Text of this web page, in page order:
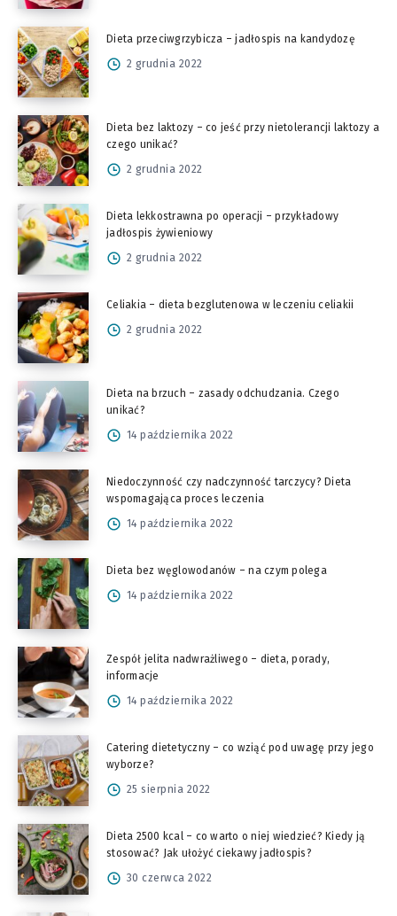
Dieta przeciwgrzybicza – jadłospis na kandydozę
2 grudnia 2022
Dieta bez laktozy – co jeść przy nietolerancji laktozy a
czego unikać?
2 grudnia 2022
Dieta lekkostrawna po operacji – przykładowy
jadłospis żywieniowy
2 grudnia 2022
Celiakia – dieta bezglutenowa w leczeniu celiakii
2 grudnia 2022
Dieta na brzuch – zasady odchudzania. Czego
unikać?
14 października 2022
Niedoczynność czy nadczynność tarczycy? Dieta
wspomagająca proces leczenia
14 października 2022
Dieta bez węglowodanów – na czym polega
14 października 2022
Zespół jelita nadwrażliwego – dieta, porady,
informacje
14 października 2022
Catering dietetyczny – co wziąć pod uwagę przy jego
wyborze?
25 sierpnia 2022
Dieta 2500 kcal – co warto o niej wiedzieć? Kiedy ją
stosować? Jak ułożyć ciekawy jadłospis?
30 czerwca 2022